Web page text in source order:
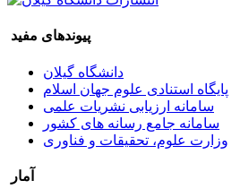
پیوندهای مفید
دانشگاه گیلان
پایگاه استنادی علوم جهان اسلام
سامانه ارزیابی نشریات علمی
سامانه جامع رسانه های کشور
وزارت علوم، تحقیقات و فناوری
آمار